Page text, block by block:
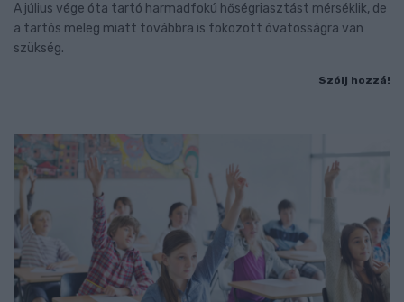
A július vége óta tartó harmadfokú hőségriasztást mérséklik, de
a tartós meleg miatt továbbra is fokozott óvatosságra van
szükség.
Szólj hozzá!